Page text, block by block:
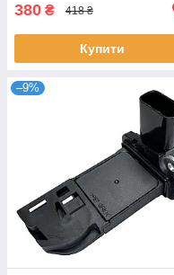
380 ₴ 418 ₴
Купити
–9%